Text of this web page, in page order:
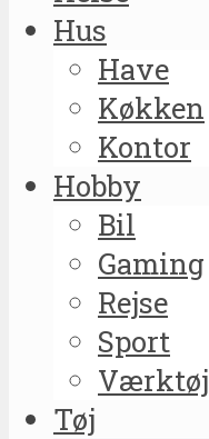
Hus
Have
Køkken
Kontor
Hobby
Bil
Gaming
Rejse
Sport
Værktøj
Tøj